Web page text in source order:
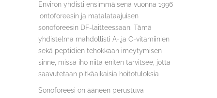
Environ yhdisti ensimmäisenä vuonna 1996
iontoforeesin ja matalataajuisen
sonoforeesin DF-laitteessaan. Tämä
yhdistelmä mahdollisti A-,ja C-vitamiinien
sekä peptidien tehokkaan imeytymisen
sinne, missä iho niitä eniten tarvitsee, jotta
saavutetaan pitkäaikaisia hoitotuloksia
Sonoforeesi on ääneen perustuva